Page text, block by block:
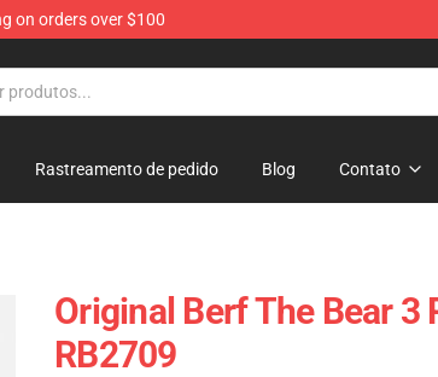
on orders over $100
Rastreamento de pedido Blog Contato
Original Berf The Bear 3
RB2709